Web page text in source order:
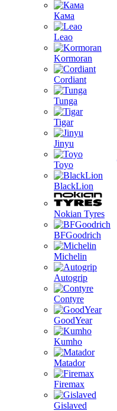
Кама
Leao
Kormoran
Cordiant
Tunga
Tigar
Jinyu
Toyo
BlackLion
Nokian Tyres
BFGoodrich
Michelin
Autogrip
Contyre
GoodYear
Kumho
Matador
Firemax
Gislaved